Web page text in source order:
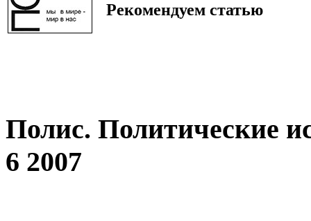
Рекомендуем статью
Полис. Политические
6 2007